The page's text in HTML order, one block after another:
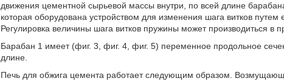
движения цементной сырьевой массы внутри, по всей длине
которая оборудована устройством для изменения шага витков
Регулировка величины шага витков пружины может производиться в
Барабан 1 имеет (фиг. 3, фиг. 4, фиг. 5) переменное продольное
длине.
Печь для обжига цемента работает следующим образом.